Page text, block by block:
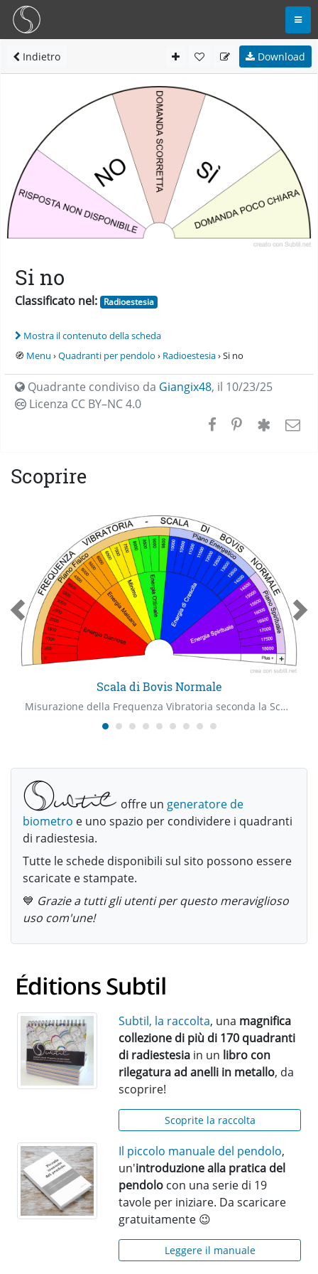
Indietro Download
Si no
Classificato nel: Radioestesia
Mostra il contenuto della scheda
🧭 Menu ›Quadranti per pendolo › Radioestesia› Si no
Quadrante condiviso da Giangix48, il 10/23/25
Licenza CC BY–NC 4.0
Scoprire
Scala di Bovis Normale
Misurazione della Frequenza Vibratoria seconda la Scala di Bovis (versione normale)
offre un generatore de
biometro e uno spazio per condividere i quadranti
di radiestesia.
Tutte le schede disponibili sul sito possono essere
scaricate e stampate.
💙 Grazie a tutti gli utenti per questo meraviglioso
uso com'une!
Subtil, la raccolta, una magnifica
collezione di più di 170 quadranti
di radiestesia in un libro con
rilegatura ad anelli in metallo, da
scoprire!
Scoprite la raccolta
Il piccolo manuale del pendolo,
un'introduzione alla pratica del
pendolo con una serie di 19
tavole per iniziare. Da scaricare
gratuitamente 😉
Leggere il manuale